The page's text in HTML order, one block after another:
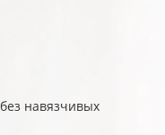
навязчивых